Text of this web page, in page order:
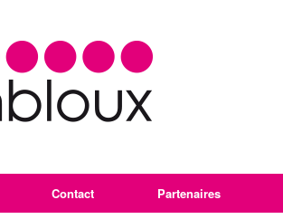
Contact Partenaires